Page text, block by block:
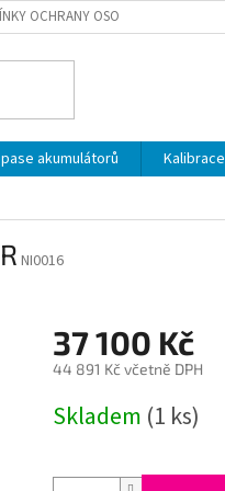
OCHRANY OSOBNÍCH ÚDAJŮ
akumulátorů Kalibrace
NI0016
37 100 Kč
44 891 Kč včetně DPH
cena:
Skladem (1 ks)